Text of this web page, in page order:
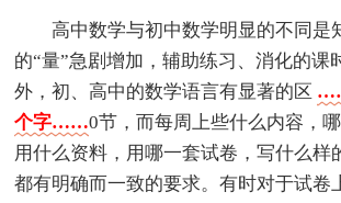
高中数学与初中数学明显的不同是
的“量”急剧增加，辅助练习、消化的课
外，初、高中的数学语言有显著的区
个字……0节，而每周上些什么内容，
用什么资料，用哪一套试卷，写什么样
都有明确而一致的要求。有时对于试卷